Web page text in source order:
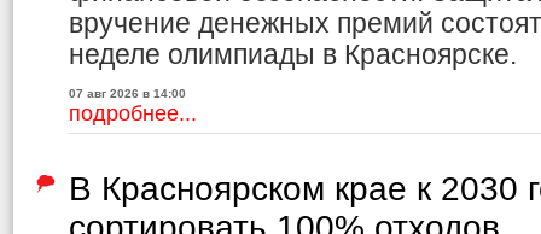
вручение денежных премий
неделе олимпиады в Красноярске.
07 авг 2026 в 14:00
подробнее...
В Красноярском крае к 2030